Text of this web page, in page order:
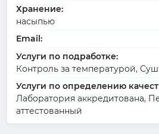
Хранение:
насыпью
Email:
Услуги по подработке:
Контроль за температурой,
Услуги по определению
Лаборатория аккредитована,
аттестованный